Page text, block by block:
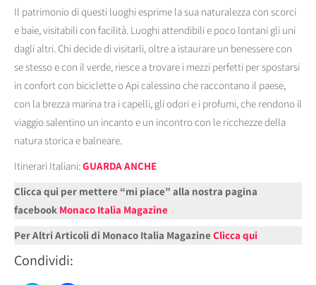
Il patrimonio di questi luoghi esprime la sua naturalezza con scorci
e baie, visitabili con facilità. Luoghi attendibili e poco lontani gli uni
dagli altri. Chi decide di visitarli, oltre a istaurare un benessere con
se stesso e con il verde, riesce a trovare i mezzi perfetti per spostarsi
in confort con biciclette o Api calessino che raccontano il paese,
con la brezza marina tra i capelli, gli odori e i profumi, che rendono il
viaggio salentino un incanto e un incontro con le ricchezze della
natura storica e balneare.
Itinerari Italiani:GUARDA ANCHE
Clicca qui per mettere “mi piace” alla nostra pagina
facebook Monaco Italia Magazine
Per Altri Articoli di Monaco Italia Magazine Clicca qui
Condividi: